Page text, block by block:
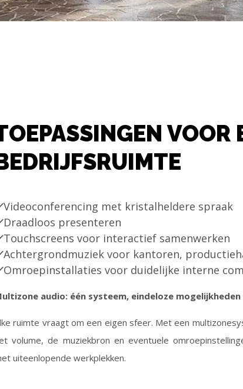
VOOR
Videoconferencing met kristalheldere spraak
Draadloos presenteren
Touchscreens voor interactief samenwerken
Achtergrondmuziek voor kantoren,
Omroepinstallaties voor duidelijke interne
audio: één systeem, eindeloze mogelijkheden
ruimte vraagt om een eigen sfeer. Met een
volume, de muziekbron en eventuele
uiteenlopende werkplekken.